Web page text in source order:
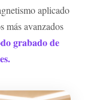
aplicado
más avanzados
grabado de